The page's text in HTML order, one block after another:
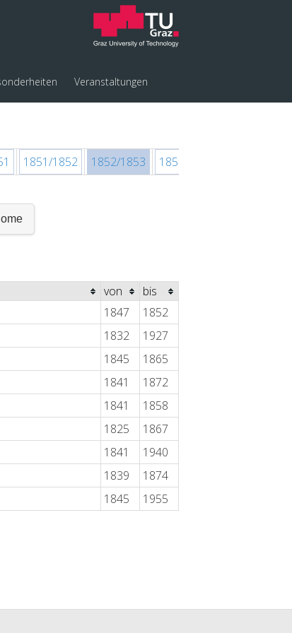
Veranstaltungen
1851/1852 1852/1853 1853/1854
von
bis
1847
1852
1832
1927
1845
1865
1841
1872
1841
1858
1825
1867
1841
1940
1839
1874
1845 1955